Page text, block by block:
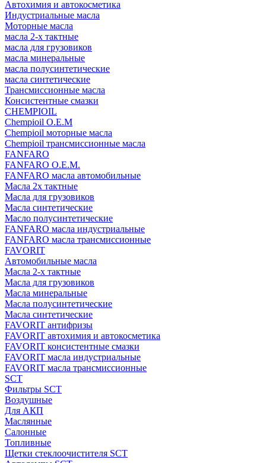
Автохимия и автокосметика
Индустриальные масла
Моторные масла
масла 2-х тактные
масла для грузовиков
масла минеральные
масла полусинтетические
масла синтетические
Трансмиссионные масла
Консистентные смазки
CHEMPIOIL
Chempioil O.E.M
Chempioil моторные масла
Chempioil трансмиссионные масла
FANFARO
FANFARO O.E.M.
FANFARO масла автомобильные
Масла 2х тактные
Масла для грузовиков
Масла синтетические
Масло полусинтетические
FANFARO масла индустриальные
FANFARO масла трансмиссионные
FAVORIT
Автомобильные масла
Масла 2-х тактные
Масла для грузовиков
Масла минеральные
Масла полусинтетические
Масла синтетические
FAVORIT антифризы
FAVORIT автохимия и автокосметика
FAVORIT консистентные смазки
FAVORIT масла индустриальные
FAVORIT масла трансмиссионные
SCT
Фильтры SCT
Воздушные
Для АКП
Маслянные
Салонные
Топливные
Щетки стеклоочистителя SCT